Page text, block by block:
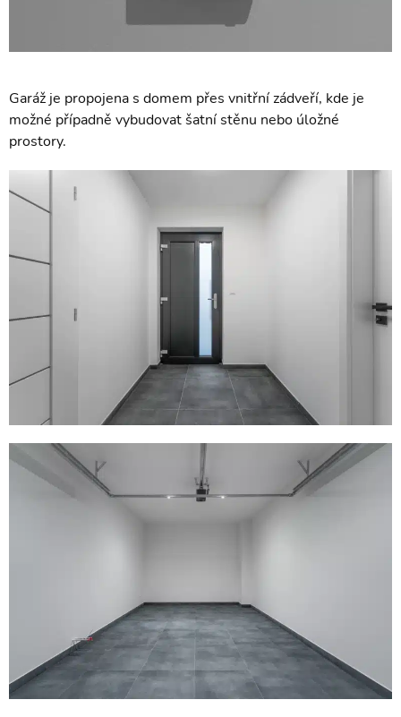
Garáž je propojena s domem přes vnitřní zádveří, kde je
možné případně vybudovat šatní stěnu nebo úložné
prostory.